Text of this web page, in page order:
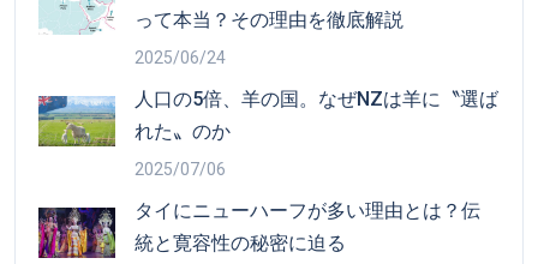
って本当？その理由を徹底解説
2025/06/24
人口の5倍、羊の国。なぜNZは羊に〝選ば
れた〟のか
2025/07/06
タイにニューハーフが多い理由とは？伝
統と寛容性の秘密に迫る